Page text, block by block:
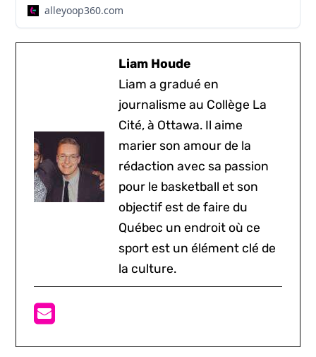
alleyoop360.com
Liam Houde
Liam a gradué en
journalisme au Collège La
Cité, à Ottawa. Il aime
marier son amour de la
rédaction avec sa passion
pour le basketball et son
objectif est de faire du
Québec un endroit où ce
sport est un élément clé de
la culture.